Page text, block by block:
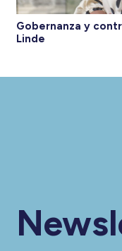
Gobernanza y
Linde